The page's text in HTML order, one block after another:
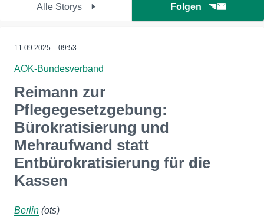
Alle Storys Folgen
11.09.2025 – 09:53
AOK-Bundesverband
Reimann zur
Pflegegesetzgebung:
Bürokratisierung und
Mehraufwand statt
Entbürokratisierung für die
Kassen
Berlin (ots)